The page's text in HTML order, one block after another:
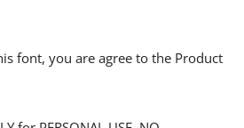
font, you are agree to the Product